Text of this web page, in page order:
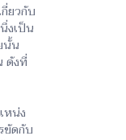
ยวกับ
งเป็น
นั้น
ดังที่
หน่ง
ขัดกับ